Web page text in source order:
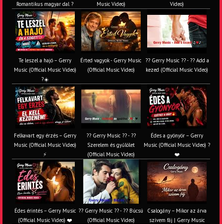
Romantikus magyar dal ?
Music Video)
Video)
Te leszel a hajó – Gerry
Music (Official Music Video)
?☀️
Érted vagyok - Gerry Music
(Official Music Video)
?? Gerry Music ?? - ?? Add a
kezed (Official Music Video)
Felkavart egy érzés – Gerry
Music (Official Music Video)
⚡
?? Gerry Music ?? - ??
Szerelem és gyűlölet
(Official Music Video)
Édes a gyönyör – Gerry
Music (Official Music Video) ?
❤️
Édes érintés – Gerry Music
(Official Music Video) ❤️
?? Gerry Music ?? - ?? Búcsú
(Official Music Video)
Csalogány – Mikor az árva
szívem fáj | Gerry Music